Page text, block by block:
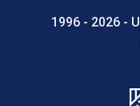
1996 - 2026 -